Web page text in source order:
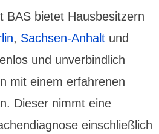
BAS bietet Hausbe­sit­zern
, Sachsen-Anhaltund
und unver­bind­lich
mit einem erfah­renen
Dieser nimmt eine
einschließ­lich